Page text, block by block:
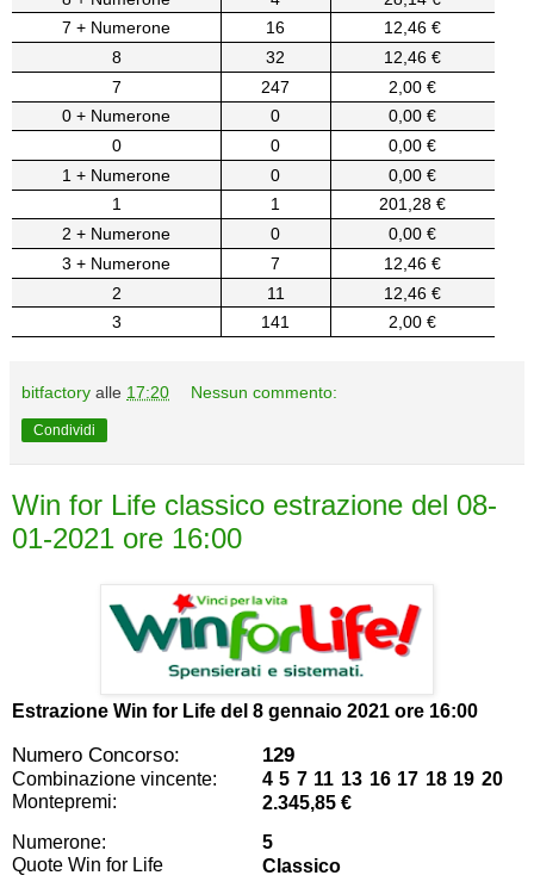
7 + Numerone
16
12,46 €
8
32
12,46 €
7
247
2,00 €
0 + Numerone
0
0,00 €
0
0
0,00 €
1 + Numerone
0
0,00 €
1
1
201,28 €
2 + Numerone
0
0,00 €
3 + Numerone
7
12,46 €
2
11
12,46 €
3
141 2,00 €
bitfactory alle 17:20 Nessun commento:
Condividi
Win for Life classico estrazione del 08-
01-2021 ore 16:00
Estrazione Win for Life del 8 gennaio 2021 ore 16:00
Numero Concorso: 129
Combinazione vincente:
4 5 7 11 13 16 17 18 19 20
Montepremi:
2.345,85 €
Numerone:
5
Quote Win for Life
Classico